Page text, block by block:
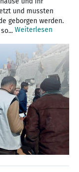
und mussten
geborgen werden.
Weiterlesen